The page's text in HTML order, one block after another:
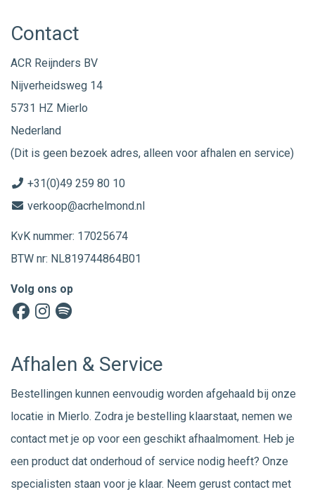
Contact
ACR Reijnders BV
Nijverheidsweg 14
5731 HZ Mierlo
Nederland
(Dit is geen bezoek adres, alleen voor afhalen en service)
+31(0)49 259 80 10
verkoop@acrhelmond.nl
KvK nummer: 17025674
BTW nr: NL819744864B01
Volg ons op
Afhalen & Service
Bestellingen kunnen eenvoudig worden afgehaald bij onze
locatie in Mierlo. Zodra je bestelling klaarstaat, nemen we
contact met je op voor een geschikt afhaalmoment. Heb je
een product dat onderhoud of service nodig heeft? Onze
specialisten staan voor je klaar. Neem gerust contact met